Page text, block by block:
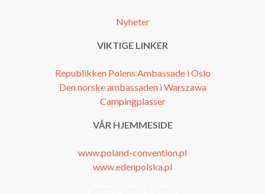
Nyheter
VIKTIGE LINKER
Republikken Polens Ambassade i Oslo
Den norske ambassaden i Warszawa
Campingplasser
VÅR HJEMMESIDE
www.poland-convention.pl
www.edenpolska.pl